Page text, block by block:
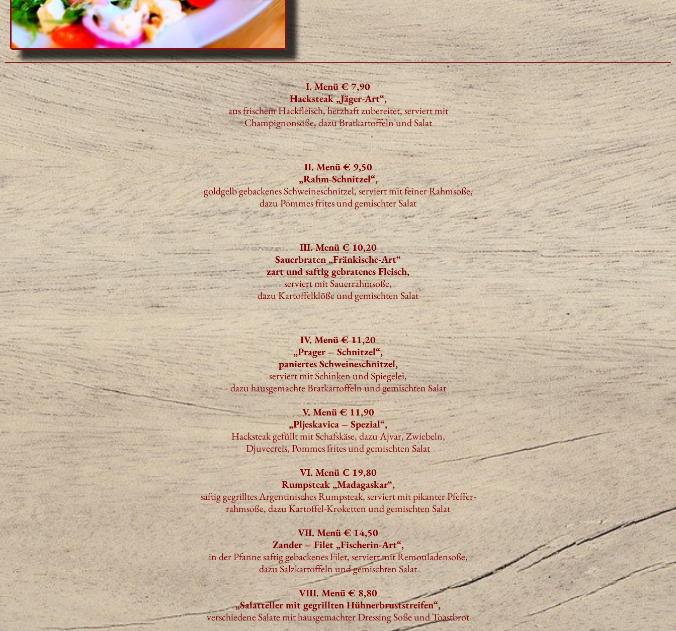
I. Menü € 7,90
Hacksteak „Jäger-Art“,
aus frischem Hackfleisch, herzhaft zubereitet, serviert mit
Champignonsoße, dazu Bratkartoffeln und Salat
II. Menü € 9,50
„Rahm-Schnitzel“,
goldgelb gebackenes Schweineschnitzel, serviert mit feiner Rahmsoße,
dazu Pommes frites und gemischter Salat
III. Menü € 10,20
Sauerbraten „Fränkische-Art“
zart und saftig gebratenes Fleisch,
serviert mit Sauerrahmsoße,
dazu Kartoffelklöße und gemischten Salat
IV. Menü € 11,20
„Prager – Schnitzel“,
paniertes Schweineschnitzel,
serviert mit Schinken und Spiegelei,
dazu hausgemachte Bratkartoffeln und gemischten Salat
V. Menü € 11,90
„Pljeskavica – Spezial“,
Hacksteak gefüllt mit Schafskäse, dazu Ajvar, Zwiebeln,
Djuvecreis, Pommes frites und gemischten Salat
VI. Menü € 19,80
Rumpsteak „Madagaskar“,
saftig gegrilltes Argentinisches Rumpsteak, serviert mit pikanter Pfeffer-
rahmsoße, dazu Kartoffel-Kroketten und gemischten Salat
VII. Menü € 14,50
Zander – Filet „Fischerin-Art“,
in der Pfanne saftig gebackenes Filet, serviert mit Remouladensoße,
dazu Salzkartoffeln und gemischten Salat
VIII. Menü € 8,80
„Salatteller mit gegrillten Hühnerbruststreifen“,
verschiedene Salate mit hausgemachter Dressing Soße und Toastbrot